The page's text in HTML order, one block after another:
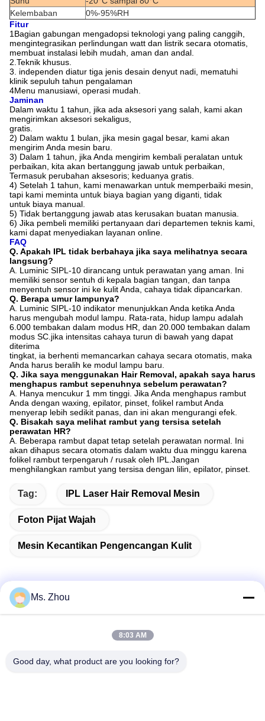
Kelembaban
0%-95%RH
Fitur
1Bagian gabungan mengadopsi teknologi yang paling canggih,
mengintegrasikan perlindungan watt dan listrik secara otomatis,
membuat instalasi lebih mudah, aman dan andal.
2.Teknik khusus.
3. independen diatur tiga jenis desain denyut nadi, mematuhi
klinik sepuluh tahun pengalaman
4Menu manusiawi, operasi mudah.
Jaminan
Dalam waktu 1 tahun, jika ada aksesori yang salah, kami akan
mengirimkan aksesori sekaligus,
gratis.
2) Dalam waktu 1 bulan, jika mesin gagal besar, kami akan
mengirim Anda mesin baru.
3) Dalam 1 tahun, jika Anda mengirim kembali peralatan untuk
perbaikan, kita akan bertanggung jawab untuk perbaikan,
Termasuk perubahan aksesoris; keduanya gratis.
4) Setelah 1 tahun, kami menawarkan untuk memperbaiki mesin,
tapi kami meminta untuk biaya bagian yang diganti, tidak
untuk biaya manual.
5) Tidak bertanggung jawab atas kerusakan buatan manusia.
6) Jika pembeli memiliki pertanyaan dari departemen teknis kami,
kami dapat menyediakan layanan online.
FAQ
Q. Apakah IPL tidak berbahaya jika saya melihatnya secara
langsung?
A. Luminic SIPL-10 dirancang untuk perawatan yang aman. Ini
memiliki sensor sentuh di kepala bagian tangan, dan tanpa
menyentuh sensor ini ke kulit Anda, cahaya tidak dipancarkan.
Q. Berapa umur lampunya?
A. Luminic SIPL-10 indikator menunjukkan Anda ketika Anda
harus mengubah modul lampu. Rata-rata, hidup lampu adalah
6.000 tembakan dalam modus HR, dan 20.000 tembakan dalam
modus SC.jika intensitas cahaya turun di bawah yang dapat
diterima
tingkat, ia berhenti memancarkan cahaya secara otomatis, maka
Anda harus beralih ke modul lampu baru.
Q. Jika saya menggunakan Hair Removal, apakah saya harus
menghapus rambut sepenuhnya sebelum perawatan?
A. Hanya mencukur 1 mm tinggi. Jika Anda menghapus rambut
Anda dengan waxing, epilator, pinset, folikel rambut Anda
menyerap lebih sedikit panas, dan ini akan mengurangi efek.
Q. Bisakah saya melihat rambut yang tersisa setelah
perawatan HR?
A. Beberapa rambut dapat tetap setelah perawatan normal. Ini
akan dihapus secara otomatis dalam waktu dua minggu karena
folikel rambut terpengaruh / rusak oleh IPL.Jangan
menghilangkan rambut yang tersisa dengan lilin, epilator, pinset.
Tag: IPL Laser Hair Removal Mesin
Foton Pijat Wajah
Mesin Kecantikan Pengencangan Kulit
No.58 Dazhuang Road, TianGongYuan Street, Distrik
Ms. Zhou
8:03 AM
Good day, what product are you looking for?